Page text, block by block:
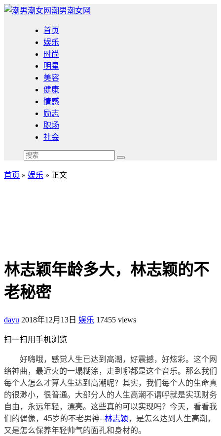
潮男潮女网
首页
娱乐
时尚
明星
美容
健康
情感
励志
职场
社会
首页 » 娱乐 » 正文
林志颖年龄多大，林志颖的不
老秘密
dayu 2018年12月13日 娱乐 17455 views
扫一扫用手机浏览
好嗨哦，感觉人生已达到高潮，好震撼，好炫彩。这个网
络神曲，最近火的一塌糊涂，走到哪都是这个音乐。那么我们
每个人怎么才算人生达到高潮呢？其实，我们每个人的生命真
的很渺小，很普通。大部分人的人生高潮不谓呼就是实现财务
自由，永远年轻，漂亮。这些真的可以实现吗？今天，看看我
们的偶像，45岁的不老男神--林志颖，是怎么达到人生高潮，
又是怎么保养年轻帅气的面孔和身材的。